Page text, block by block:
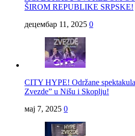
ŠIROM REPUBLIKE SRPSKE!
децембар 11, 2025 0
CITY HYPE! Održane
Zvezde” u Nišu i Skoplju!
мај 7, 2025 0